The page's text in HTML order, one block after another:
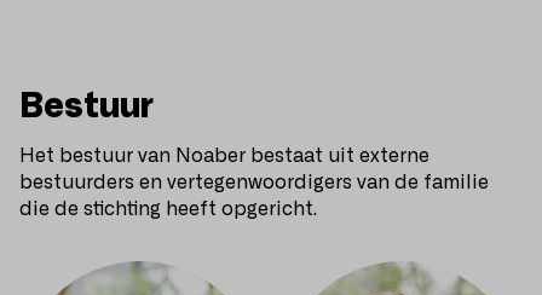
Bestuur
Het bestuur van Noaber bestaat uit externe
bestuurders en vertegenwoordigers van de familie
die de stichting heeft opgericht.